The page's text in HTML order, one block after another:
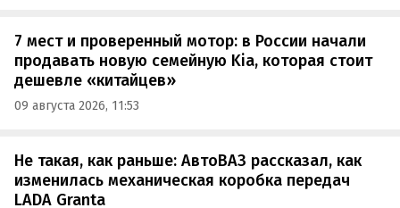
7 мест и проверенный мотор: в России начали
продавать новую семейную Kia, которая стоит
дешевле «китайцев»
09 августа 2026, 11:53
Не такая, как раньше: АвтоВАЗ рассказал, как
изменилась механическая коробка передач
LADA Granta